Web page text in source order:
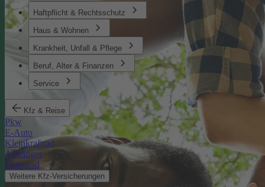
Haftpflicht & Rechtsschutz
Haus & Wohnen
Krankheit, Unfall & Pflege
Beruf, Alter & Finanzen
Service
Kfz & Reise
Pkw
E-Auto
Kleinkraftrad
Anhänger
Motorrad
Weitere Kfz-Versicherungen